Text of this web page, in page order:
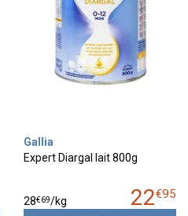
Gallia
Expert Diargal lait 800g
22€95
28€69/kg